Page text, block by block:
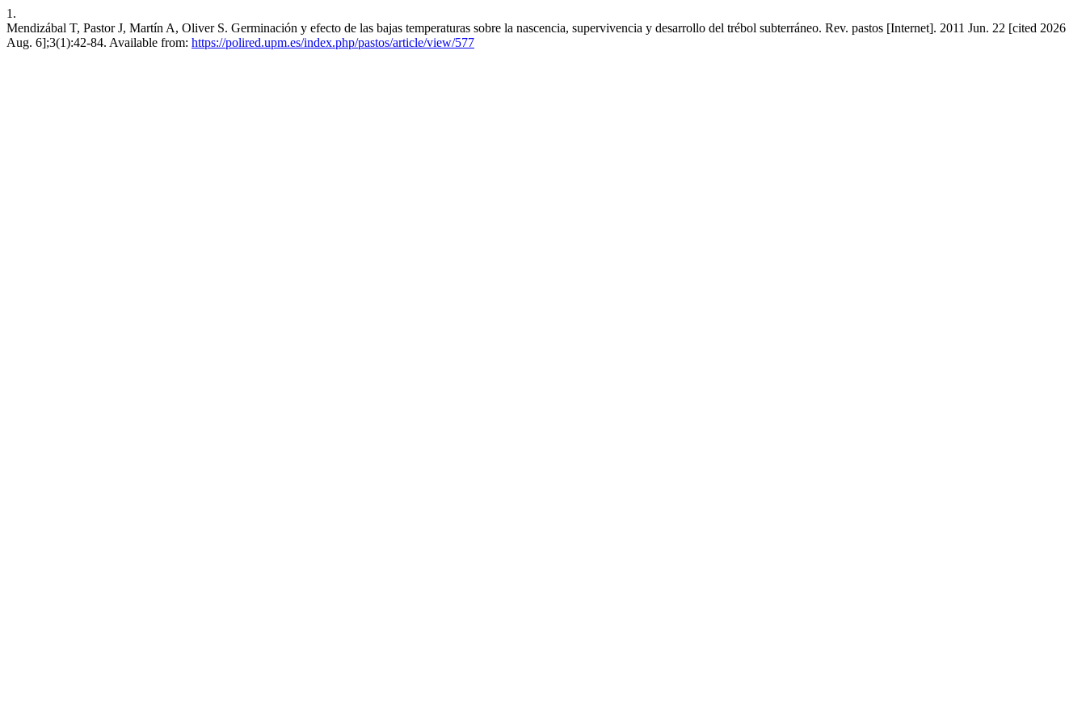
1.
Mendizábal T, Pastor J, Martín A, Oliver S. Germinación y efecto de las bajas temperaturas sobre la nascencia, supervivencia y desarrollo del trébol subterráneo. Rev. pastos [Internet]. 2011 Jun. 22 [cited 2026
Aug. 6];3(1):42-84. Available from: https://polired.upm.es/index.php/pastos/article/view/577